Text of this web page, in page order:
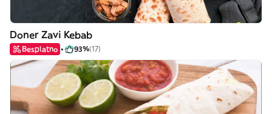
Doner Zavi Kebab
Besplatno 93%(17)